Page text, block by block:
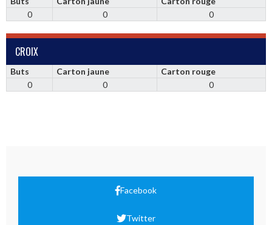
0
0 0
CROIX
Buts Carton jaune
Carton rouge
0
0 0
Facebook
Twitter